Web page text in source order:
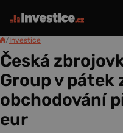
/Investice
Česká
Group v pátek
obchodování
eur